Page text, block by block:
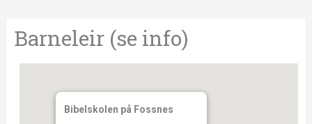
Barneleir (se info)
Bibelskolen på Fossnes